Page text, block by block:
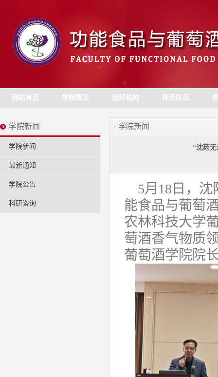
网站首页 学院概况 组织机构 师资队伍
学院新闻
学院新闻
最新通知
学院公告
科研咨询
学院新闻
“沈药
5月18日，
能食品与葡萄
农林科技大学
萄酒香气物质
葡萄酒学院院